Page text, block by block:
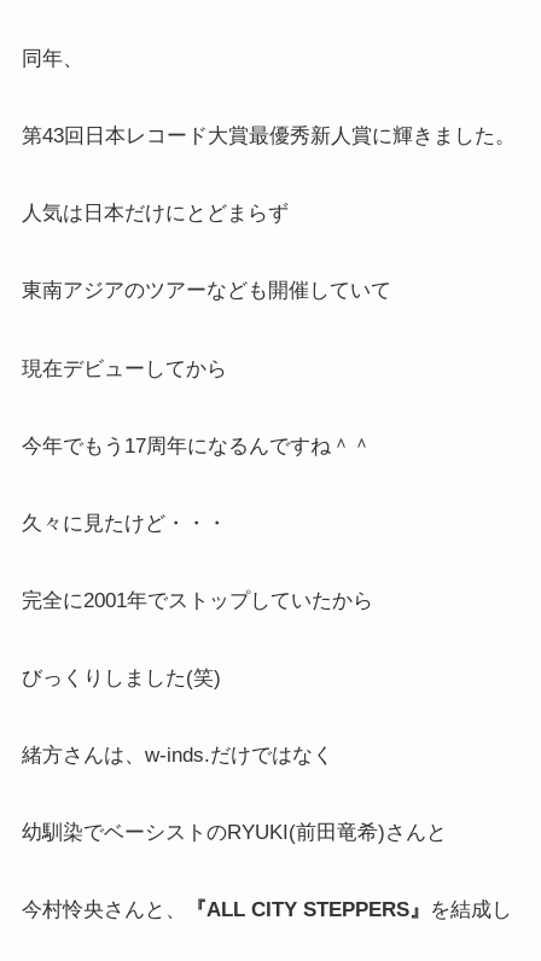
同年、
第43回日本レコード大賞最優秀新人賞に輝きました。
人気は日本だけにとどまらず
東南アジアのツアーなども開催していて
現在デビューしてから
今年でもう17周年になるんですね＾＾
久々に見たけど・・・
完全に2001年でストップしていたから
びっくりしました(笑)
緒方さんは、w-inds.だけではなく
幼馴染でベーシストのRYUKI(前田竜希)さんと
今村怜央さんと、 『ALL CITY STEPPERS』 を結成し